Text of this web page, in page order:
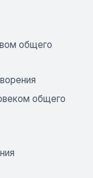
общего
общего